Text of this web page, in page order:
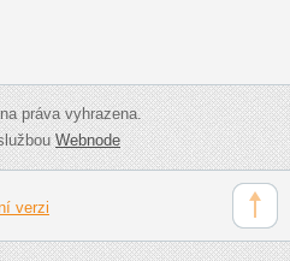
práva vyhrazena.
Webnode
verzi